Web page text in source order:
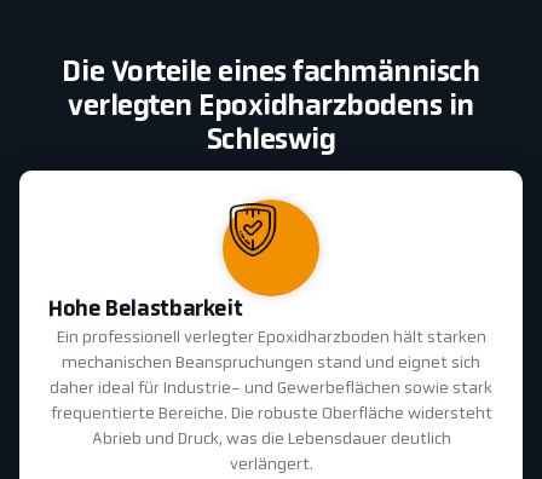
Die Vorteile eines fachmännisch
verlegten Epoxidharzbodens in
Schleswig
Hohe Belastbarkeit
Ein professionell verlegter Epoxidharzboden hält starken
mechanischen Beanspruchungen stand und eignet sich
daher ideal für Industrie- und Gewerbeflächen sowie stark
frequentierte Bereiche. Die robuste Oberfläche widersteht
Abrieb und Druck, was die Lebensdauer deutlich
verlängert.